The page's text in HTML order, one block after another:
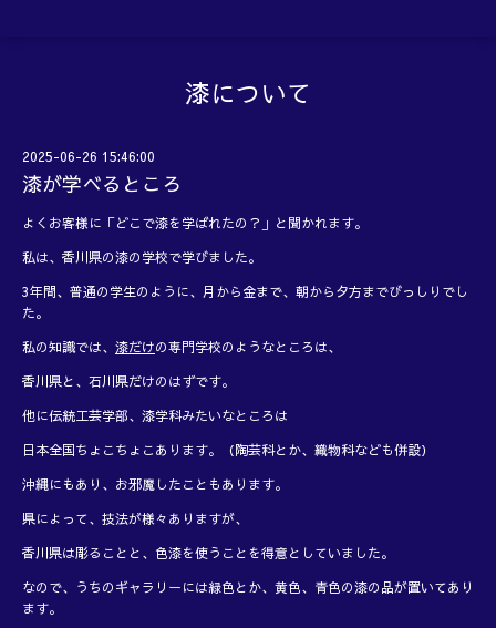
漆について
2025-06-26 15:46:00
漆が学べるところ
よくお客様に「どこで漆を学ばれたの？」と聞かれます。
私は、香川県の漆の学校で学びました。
3年間、普通の学生のように、月から金まで、朝から夕方までびっしりでし
た。
私の知識では、 漆だけの専門学校のようなところは、
香川県と、石川県だけのはずです。
他に伝統工芸学部、漆学科みたいなところは
日本全国ちょこちょこあります。（陶芸科とか、織物科なども併設）
沖縄にもあり、お邪魔したこともあります。
県によって、技法が様々ありますが、
香川県は彫ることと、色漆を使うことを得意としていました。
なので、うちのギャラリーには緑色とか、黄色、青色の漆の品が置いてあり
ます。